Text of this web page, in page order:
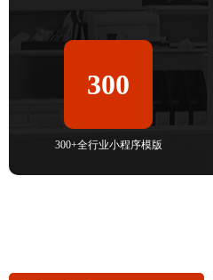
300
300+全行业小程序模版